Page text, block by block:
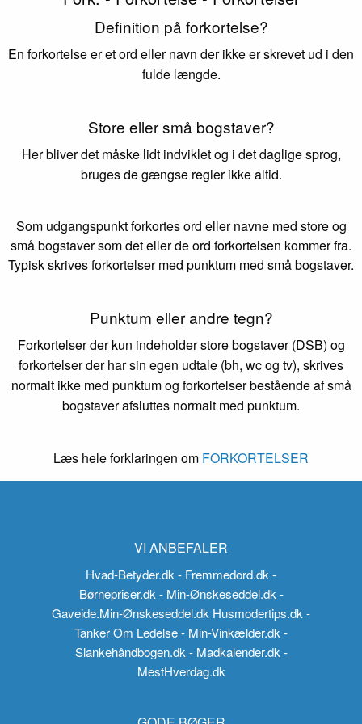
Definition på forkortelse?
En forkortelse er et ord eller navn der ikke er skrevet ud i den
fulde længde.
Store eller små bogstaver?
Her bliver det måske lidt indviklet og i det daglige sprog,
bruges de gængse regler ikke altid.
Som udgangspunkt forkortes ord eller navne med store og
små bogstaver som det eller de ord forkortelsen kommer fra.
Typisk skrives forkortelser med punktum med små bogstaver.
Punktum eller andre tegn?
Forkortelser der kun indeholder store bogstaver (DSB) og
forkortelser der har sin egen udtale (bh, wc og tv), skrives
normalt ikke med punktum og forkortelser bestående af små
bogstaver afsluttes normalt med punktum.
Læs hele forklaringen om FORKORTELSER
VI ANBEFALER
Hvad-Betyder.dk- Fremmedord.dk-
Børnepriser.dk - Min-Ønskeseddel.dk -
Gaveide.Min-Ønskeseddel.dk Husmodertips.dk-
Tanker Om Ledelse- Min-Vinkælder.dk-
Slankehåndbogen.dk - Madkalender.dk -
MestHverdag.dk